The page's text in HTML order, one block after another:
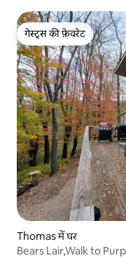
गेस्ट्स की फ़ेवरेट
गेस्ट्स की फ़ेवरेट
Thomas में घर
Bears Lair,Walk to